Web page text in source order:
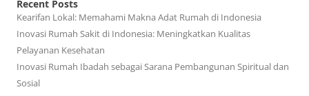
Recent Posts
Kearifan Lokal: Memahami Makna Adat Rumah di Indonesia
Inovasi Rumah Sakit di Indonesia: Meningkatkan Kualitas
Pelayanan Kesehatan
Inovasi Rumah Ibadah sebagai Sarana Pembangunan Spiritual dan
Sosial